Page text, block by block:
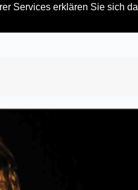
Services erklären Sie sich